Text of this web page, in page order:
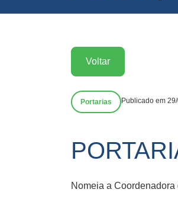
Voltar
Portarias Publicado em
Nomeia a